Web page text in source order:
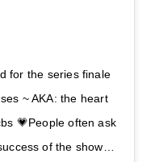
for the series finale
~ AKA: the heart
💗People often ask
of the show…